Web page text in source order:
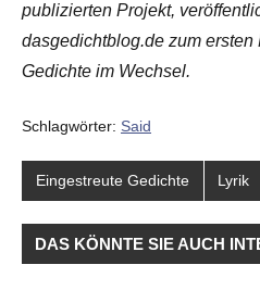
publizierten Projekt,
dasgedichtblog.de zum
Gedichte im Wechsel.
Schlagwörter: Said
Eingestreute Gedichte Lyrik
DAS KÖNNTE SIE AUCH